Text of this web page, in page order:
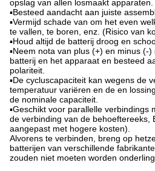
opslag van allen losmaakt apparaten.
▪Besteed aandacht aan juiste
▪Vermijd schade van om het even
te vallen, te boren, enz. (Risico van
▪Houd altijd de batterij droog en
▪Neem nota van plus (+) en minus (-
batterij en het apparaat en besteed
polariteit.
▪De cycluscapaciteit kan wegens de
temperatuur variëren en de en
de nominale capaciteit.
▪Geschikt voor parallelle verbindings
de verbinding van de behoeftereeks,
aangepast met hogere kosten).
Alvorens te verbinden, breng op
batterijen van verschillende
zouden niet moeten worden